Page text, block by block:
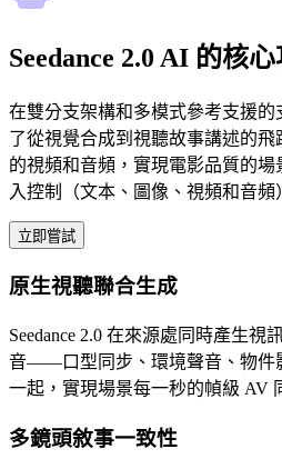
Seedance 2.0 AI 的核
在雙分支架構和多模式參考支援的
了從視覺合成到視聽故事講述的
的視頻和音頻，實現電影品質的
入控制（文本、圖像、視頻和音頻
立即嘗試
原生視聽聯合生成
Seedance 2.0 在來源處同時產生
音——口型同步、環境聲音、物件
一起，實現場景每一秒的幀級 AV
多鏡頭敘事一致性